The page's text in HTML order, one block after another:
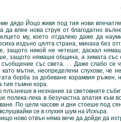
Йоцо живя под тия нови
да влее нова струя от благодатно
му, което отдалеко даже да
издъно цялта страна, минаха без
защото никой не четеше; даскал
защото нямаше община, а зимата със
със света. . . Даже слабо се
като мътни, неопределени слухове, че
борба за добиване корамвия ръжен,
тия тъмни хора.
в незнание за световните
лека в безучастна апатия към
По цели часове и дни стоеше под
се в глухия шум на Искъра.
ново отвън няма вече да дойде да